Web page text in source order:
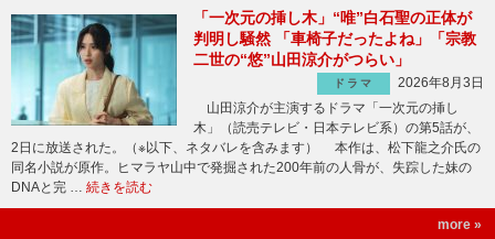
「一次元の挿し木」“唯”白石聖の正体が
判明し騒然 「車椅子だったよね」「宗教
二世の“悠”山田涼介がつらい」
ドラマ
2026年8月3日
山田涼介が主演するドラマ「一次元の挿し
木」（読売テレビ・日本テレビ系）の第5話が、
2日に放送された。（※以下、ネタバレを含みます） 本作は、松下龍之介氏の
同名小説が原作。ヒマラヤ山中で発掘された200年前の人骨が、失踪した妹の
DNAと完 … 続きを読む
more »